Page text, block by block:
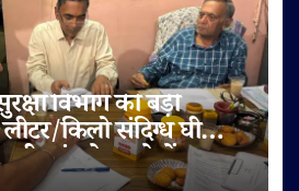
विभाग की बड़ी
किलो संदिग्ध घी
भी जांच के दायरे में